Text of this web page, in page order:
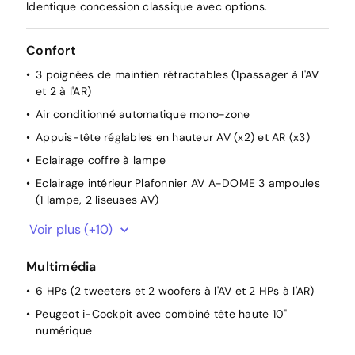
Identique concession classique avec options.
Confort
3 poignées de maintien rétractables (1passager à l'AV
et 2 à l'AR)
Air conditionné automatique mono-zone
Appuis-tête réglables en hauteur AV (x2) et AR (x3)
Eclairage coffre à lampe
Eclairage intérieur Plafonnier AV A-DOME 3 ampoules
(1 lampe, 2 liseuses AV)
Essuie-vitre AV à déclenchement automatique
Lève-vitres AR électriques et séquentiels avec
antipincement
Lève-vitres AV électriques et séquentiels avec
antipincement
Voir plus (+10)
Multimédia
6 HPs (2 tweeters et 2 woofers à l'AV et 2 HPs à l'AR)
Peugeot i-Cockpit avec combiné tête haute 10"
numérique